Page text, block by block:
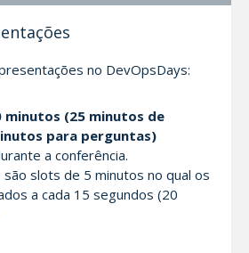
no DevOpsDays:
minutos (25 minutos de
para perguntas)
a conferência.
são slots de 5 minutos no qual os
a cada 15 segundos (20